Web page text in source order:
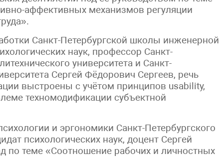
аффективных механизмов регуляции
Санкт-Петербургской школы инженерной
наук, профессор Санкт-
университета и Санкт-
Сергей Фёдорович Сергеев, речь
выстроены с учётом принципов usability,
техномодификации субъектной
и эргономики Санкт-Петербургского
психологических наук, доцент Сергей
по теме «Соотношение рабочих и личностных